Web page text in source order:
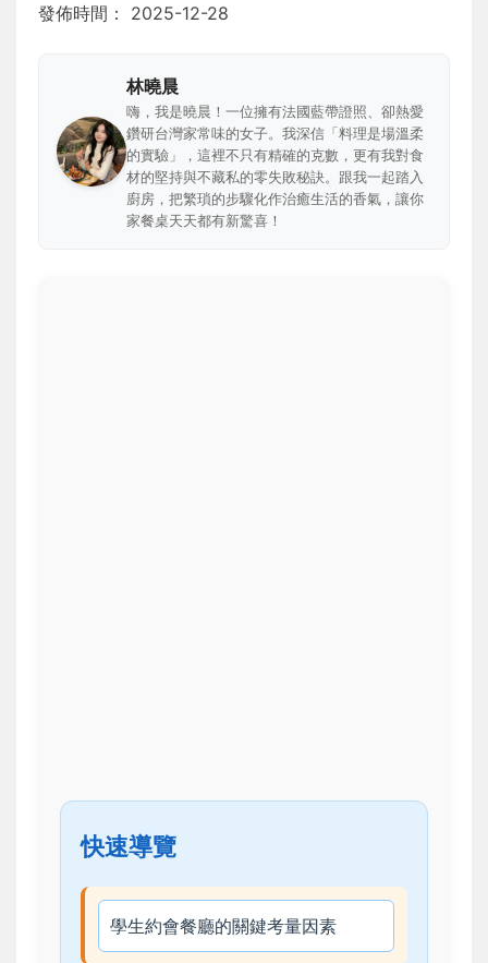
發佈時間： 2025-12-28
林曉晨
嗨，我是曉晨！一位擁有法國藍帶證照、卻熱愛
鑽研台灣家常味的女子。我深信「料理是場溫柔
的實驗」，這裡不只有精確的克數，更有我對食
材的堅持與不藏私的零失敗秘訣。跟我一起踏入
廚房，把繁瑣的步驟化作治癒生活的香氣，讓你
家餐桌天天都有新驚喜！
快速導覽
學生約會餐廳的關鍵考量因素